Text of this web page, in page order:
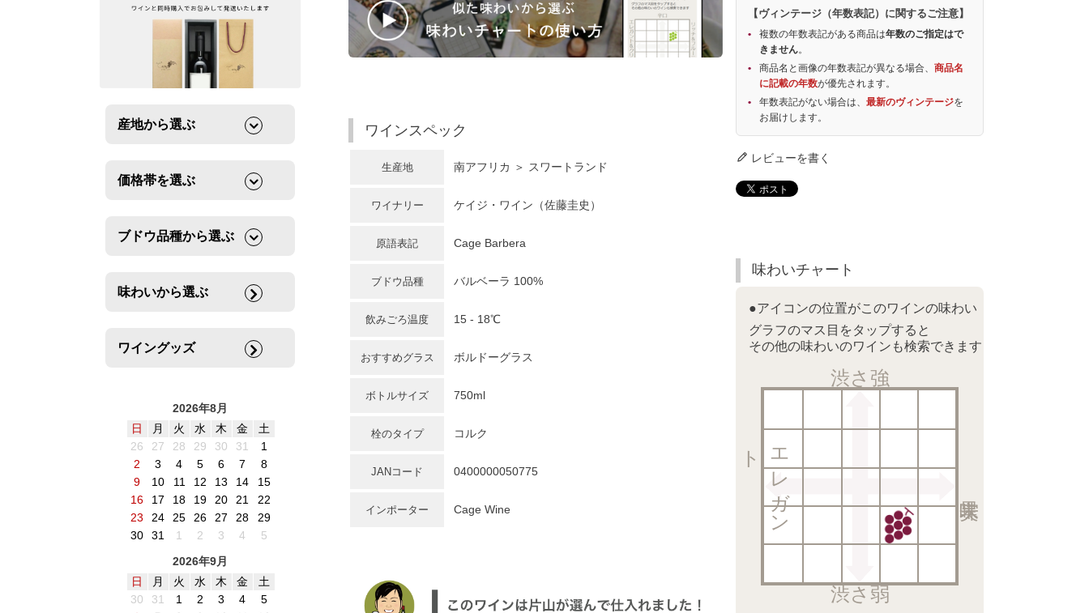
産地から選ぶ
価格帯を選ぶ
ブドウ品種から選ぶ
味わいから選ぶ
ワイングッズ
2026年8月
日
月 火 水 木 金
土
26
27 28 29 30 31
1
2
3 4 5 6 7
8
9
10 11 12 13 14
15
16
17 18 19 20 21
22
23
24 25 26 27 28
29
30
31 1 2 3 4
5
2026年9月
日
月 火 水 木 金
土
30
31 1 2 3 4
5
ワインスペック
生産地 南アフリカ ＞ スワートランド
ワイナリー ケイジ・ワイン（佐藤圭史）
原語表記 Cage Barbera
ブドウ品種 バルベーラ 100%
飲みごろ温度 15 - 18℃
おすすめグラス ボルドーグラス
ボトルサイズ 750ml
栓のタイプ コルク
JANコード 0400000050775
インポーター Cage Wine
【ヴィンテージ（年数表記）に関するご注意】
複数の年数表記がある商品は年数のご指定はで
きません。
商品名と画像の年数表記が異なる場合、商品名
に記載の年数が優先されます。
年数表記がない場合は、最新のヴィンテージを
お届けします。
レビューを書く
味わいチャート
●アイコンの位置がこのワインの味わい
グラフのマス目をタップすると
その他の味わいのワインも検索できます
渋さ強
渋さ弱
エ
レ
ガ
ン
ト